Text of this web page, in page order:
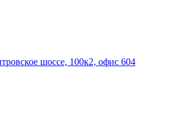
шоссе, 100к2, офис 604